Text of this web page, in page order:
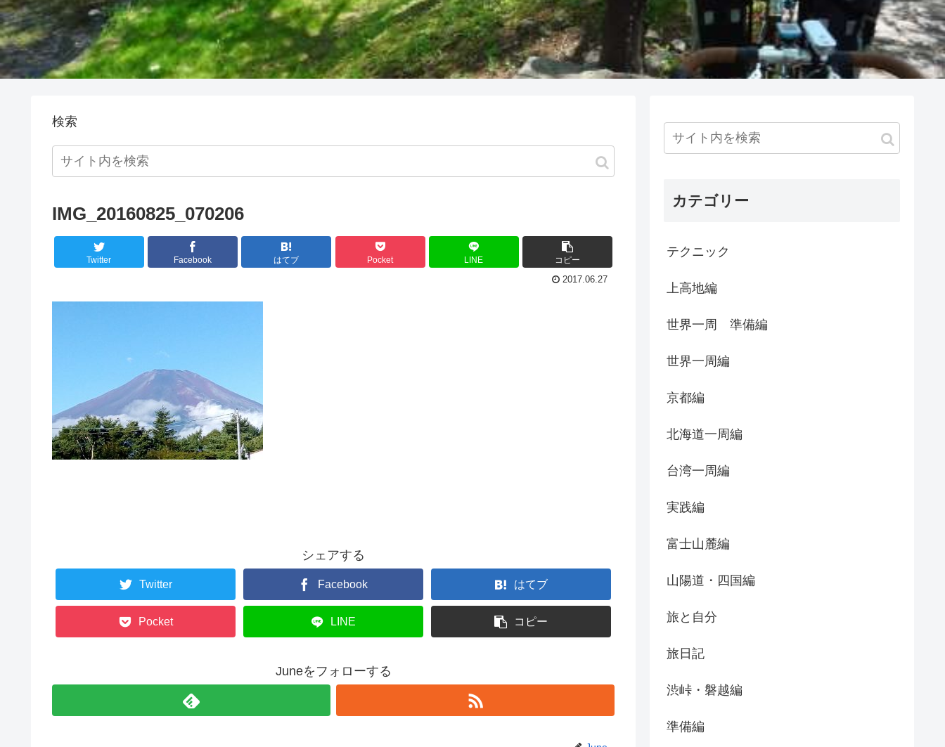
検索
IMG_20160825_070206
Twitter Facebook はてブ Pocket LINE コピー
2017.06.27
シェアする
Twitter Facebook はてブ
Pocket LINE コピー
Juneをフォローする
カテゴリー
テクニック
上高地編
世界一周 準備編
世界一周編
京都編
北海道一周編
台湾一周編
実践編
富士山麓編
山陽道・四国編
旅と自分
旅日記
渋峠・磐越編
準備編